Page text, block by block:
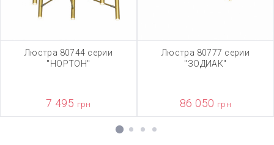
Люстра 80744 серии
"НОРТОН"
7 495 грн
Люстра 80777 серии
"ЗОДИАК"
86 050 грн
1 2 3 4